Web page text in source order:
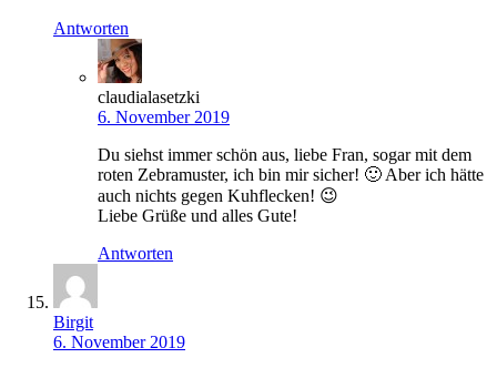
Antworten
claudialasetzki
6. November 2019
Du siehst immer schön aus, liebe Fran, sogar mit dem
roten Zebramuster, ich bin mir sicher! 🙂 Aber ich hätte
auch nichts gegen Kuhflecken! 😉
Liebe Grüße und alles Gute!
Antworten
Birgit
6. November 2019